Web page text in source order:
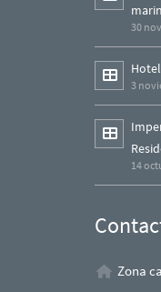
30
3
14
Zona